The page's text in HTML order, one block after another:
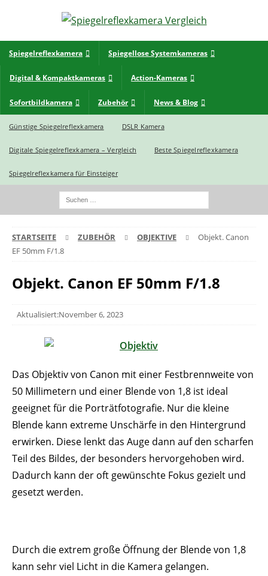
Spiegelreflexkamera Spiegellose Systemkameras
Digital & Kompaktkameras Action-Kameras
Sofortbildkamera Zubehör News & Blog
Günstige Spiegelreflexkamera DSLR Kamera
Digitale Spiegelreflexkamera – Vergleich Beste Spiegelreflexkamera
Spiegelreflexkamera für Einsteiger
STARTSEITE ZUBEHÖR OBJEKTIVE
Objekt. Canon
EF 50mm F/1.8
Objekt. Canon EF 50mm F/1.8
Aktualisiert:November 6, 2023
Das Objektiv von Canon mit einer Festbrennweite von
50 Millimetern und einer Blende von 1,8 ist ideal
geeignet für die Porträtfotografie. Nur die kleine
Blende kann extreme Unschärfe in den Hintergrund
erwirken. Diese lenkt das Auge dann auf den scharfen
Teil des Bildes, der besonders hervorgehoben wird.
Dadurch kann der oft gewünschte Fokus gezielt und
gesetzt werden.
Durch die extrem große Öffnung der Blende von 1,8
kann sehr viel Licht in die Kamera gelangen.